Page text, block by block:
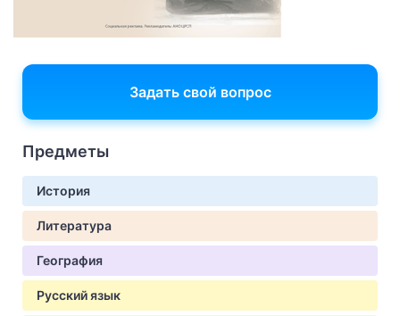
Задать свой вопрос
Предметы
История
Литература
География
Русский язык